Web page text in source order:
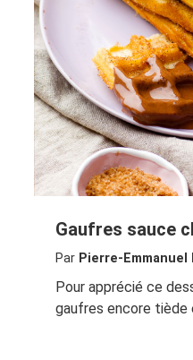
Gaufres sauce
Par Pierre-Emmanuel
Pour apprécié ce
gaufres encore tiède